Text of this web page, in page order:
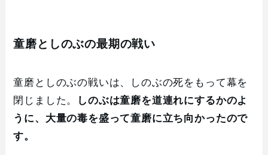
童磨としのぶの最期の戦い
童磨としのぶの戦いは、しのぶの死をもって幕を
閉じました。
しのぶは童磨を道連れにするかのよ
うに、大量の毒を盛って童磨に立ち向かったので
す。